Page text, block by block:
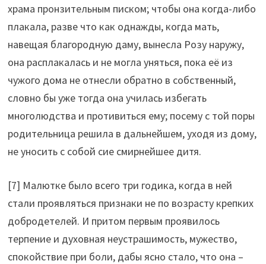
храма пронзительным писком; чтобы она когда-либо
плакала, разве что как однажды, когда мать,
навещая благородную даму, вынесла Розу наружу,
она расплакалась и не могла уняться, пока её из
чужого дома не отнесли обратно в собственный,
словно бы уже тогда она училась избегать
многолюдства и противиться ему; посему с той поры
родительница решила в дальнейшем, уходя из дому,
не уносить с собой сие смирнейшее дитя.
[7] Малютке было всего три годика, когда в ней
стали проявляться признаки не по возрасту крепких
добродетелей. И притом первым проявилось
терпение и духовная неустрашимость, мужество,
спокойствие при боли, дабы ясно стало, что она –